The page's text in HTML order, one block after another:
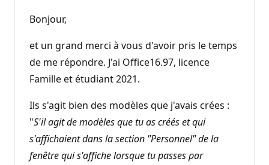
Bonjour,
et un grand merci à vous d'avoir pris le temps
de me répondre. J'ai Office16.97, licence
Famille et étudiant 2021.
Ils s'agit bien des modèles que j'avais crées :
"S'il agit de modèles que tu as créés et qui
s'affichaient dans la section "Personnel" de la
fenêtre qui s'affiche lorsque tu passes par